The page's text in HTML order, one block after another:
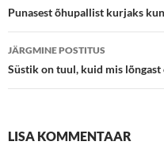
töölaud
Punasest õhupallist kurjaks
JÄRGMINE POSTITUS
Süstik on tuul, kuid mis lõngast
LISA KOMMENTAAR